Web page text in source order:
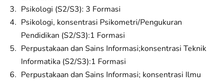
Psikologi (S2/S3): 3 Formasi
Psikologi, konsentrasi Psikometri/Pengukuran
Pendidikan (S2/S3):1 Formasi
Perpustakaan dan Sains Informasi;konsentrasi Teknik
Informatika (S2/S3):1 Formasi
Perpustakaan dan Sains Informasi; konsentrasi Ilmu